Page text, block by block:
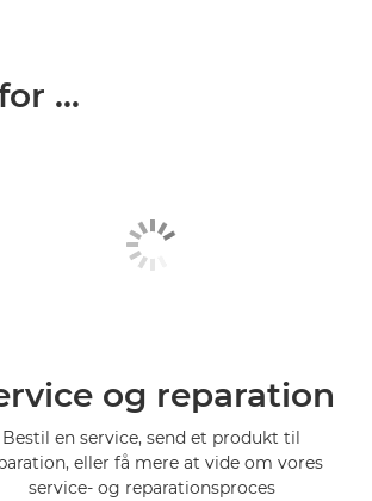
...
og reparation
Bestil en service, send et produkt til
eller få mere at vide om vores
service- og reparationsproces